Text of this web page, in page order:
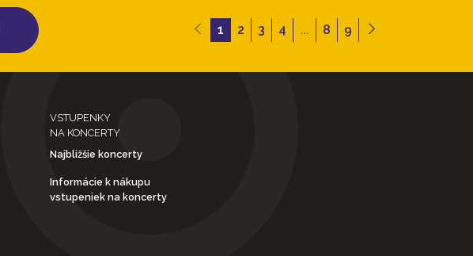
1 2 3 4 ... 8 9
VSTUPENKY
NA KONCERTY
Najbližšie koncerty
Informácie k nákupu
vstupeniek na koncerty